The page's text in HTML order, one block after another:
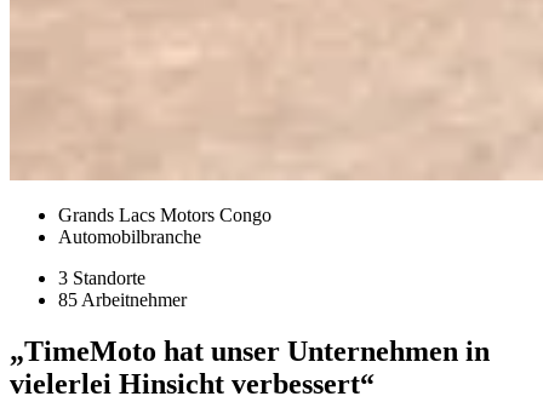
Grands Lacs Motors Congo
Automobilbranche
3 Standorte
85 Arbeitnehmer
„TimeMoto hat unser Unternehmen in
vielerlei Hinsicht verbessert“